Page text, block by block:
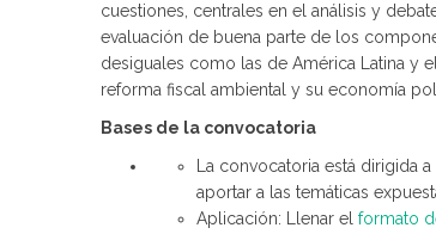
cuestiones, centrales en el análisis y
evaluación de buena parte de los
desiguales como las de América Latina y
reforma fiscal ambiental y su economía
Bases de la convocatoria
La convocatoria está dirigida
aportar a las temáticas
Aplicación: Llenar el formato